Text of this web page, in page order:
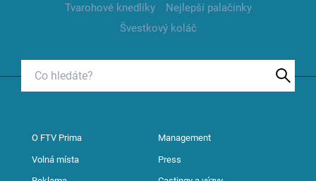
Tvarohové knedlíky
Nejlepší palačinky
Švestkový koláč
O FTV Prima Management
Volná místa Press